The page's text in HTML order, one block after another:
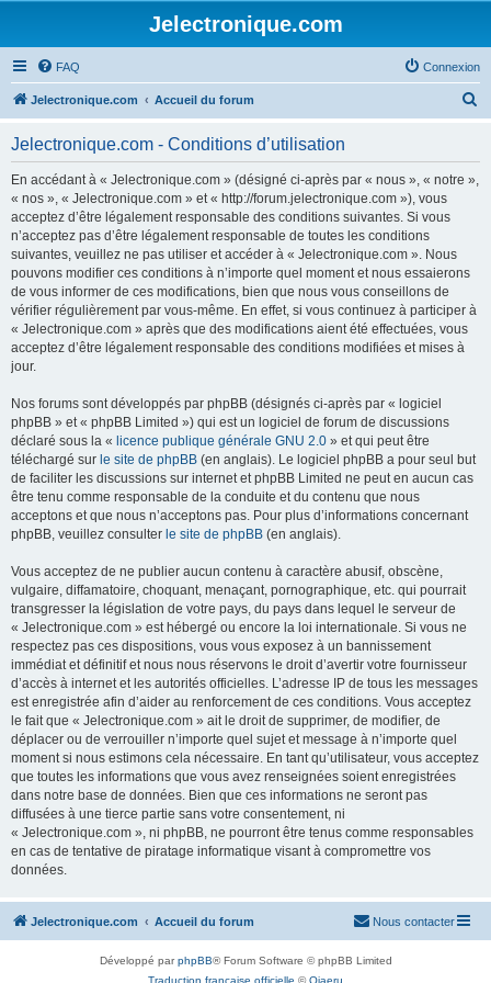
Jelectronique.com
FAQ Connexion
Jelectronique.com Accueil du forum
Jelectronique.com - Conditions d’utilisation
En accédant à « Jelectronique.com » (désigné ci-après par « nous », « notre »,
« nos », « Jelectronique.com » et « http://forum.jelectronique.com »), vous
acceptez d’être légalement responsable des conditions suivantes. Si vous
n’acceptez pas d’être légalement responsable de toutes les conditions
suivantes, veuillez ne pas utiliser et accéder à « Jelectronique.com ». Nous
pouvons modifier ces conditions à n’importe quel moment et nous essaierons
de vous informer de ces modifications, bien que nous vous conseillons de
vérifier régulièrement par vous-même. En effet, si vous continuez à participer à
« Jelectronique.com » après que des modifications aient été effectuées, vous
acceptez d’être légalement responsable des conditions modifiées et mises à
jour.
Nos forums sont développés par phpBB (désignés ci-après par « logiciel
phpBB » et « phpBB Limited ») qui est un logiciel de forum de discussions
déclaré sous la « licence publique générale GNU 2.0 » et qui peut être
téléchargé sur le site de phpBB (en anglais). Le logiciel phpBB a pour seul but
de faciliter les discussions sur internet et phpBB Limited ne peut en aucun cas
être tenu comme responsable de la conduite et du contenu que nous
acceptons et que nous n’acceptons pas. Pour plus d’informations concernant
phpBB, veuillez consulter le site de phpBB (en anglais).
Vous acceptez de ne publier aucun contenu à caractère abusif, obscène,
vulgaire, diffamatoire, choquant, menaçant, pornographique, etc. qui pourrait
transgresser la législation de votre pays, du pays dans lequel le serveur de
« Jelectronique.com » est hébergé ou encore la loi internationale. Si vous ne
respectez pas ces dispositions, vous vous exposez à un bannissement
immédiat et définitif et nous nous réservons le droit d’avertir votre fournisseur
d’accès à internet et les autorités officielles. L’adresse IP de tous les messages
est enregistrée afin d’aider au renforcement de ces conditions. Vous acceptez
le fait que « Jelectronique.com » ait le droit de supprimer, de modifier, de
déplacer ou de verrouiller n’importe quel sujet et message à n’importe quel
moment si nous estimons cela nécessaire. En tant qu’utilisateur, vous acceptez
que toutes les informations que vous avez renseignées soient enregistrées
dans notre base de données. Bien que ces informations ne seront pas
diffusées à une tierce partie sans votre consentement, ni
« Jelectronique.com », ni phpBB, ne pourront être tenus comme responsables
en cas de tentative de piratage informatique visant à compromettre vos
données.
Jelectronique.com Accueil du forum Nous contacter
Développé parphpBB® Forum Software © phpBB Limited
Traduction française officielle ©Qiaeru